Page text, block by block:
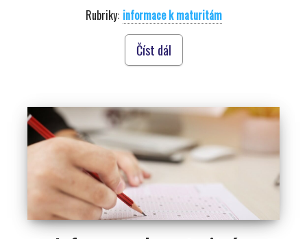
Rubriky: informace k maturitám
Číst dál